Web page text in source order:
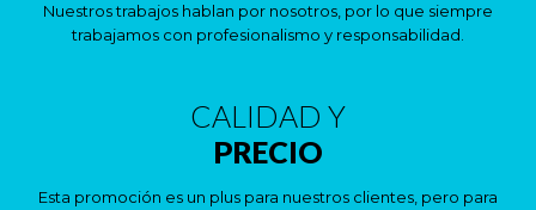
Nuestros trabajos hablan por nosotros, por lo que siempre
trabajamos con profesionalismo y responsabilidad.
CALIDAD Y
PRECIO
Esta promoción es un plus para nuestros clientes, pero para